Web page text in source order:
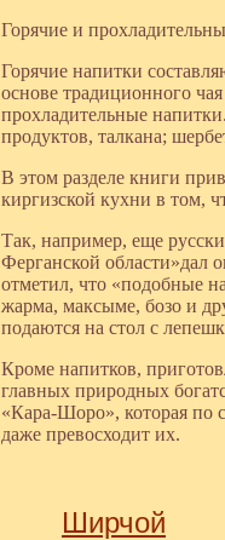
Горячие и
Горячие напитки
основе традиционного
прохладительные
продуктов, талкана;
В этом разделе книги
киргизской кухни в том,
Так, например, еще
Ферганской области»дал
отметил, что «подобные
жарма, максыме, бозо и
подаются на стол с
Кроме напитков,
главных природных
«Кара-Шоро», которая по
даже превосходит их.
Ширчой